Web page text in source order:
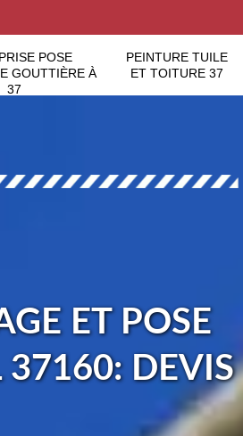
POSE
GOUTTIÈRE À
37
PEINTURE TUILE
ET TOITURE 37
ET POSE
37160: DEVIS